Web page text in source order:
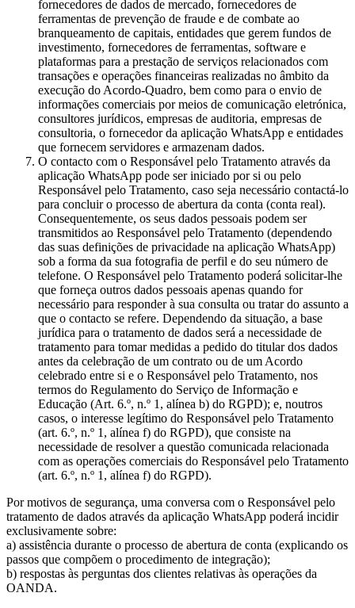
fornecedores de dados de mercado, fornecedores de
ferramentas de prevenção de fraude e de combate ao
branqueamento de capitais, entidades que gerem fundos de
investimento, fornecedores de ferramentas, software e
plataformas para a prestação de serviços relacionados com
transações e operações financeiras realizadas no âmbito da
execução do Acordo-Quadro, bem como para o envio de
informações comerciais por meios de comunicação eletrónica,
consultores jurídicos, empresas de auditoria, empresas de
consultoria, o fornecedor da aplicação WhatsApp e entidades
que fornecem servidores e armazenam dados.
O contacto com o Responsável pelo Tratamento através da
aplicação WhatsApp pode ser iniciado por si ou pelo
Responsável pelo Tratamento, caso seja necessário contactá-lo
para concluir o processo de abertura da conta (conta real).
Consequentemente, os seus dados pessoais podem ser
transmitidos ao Responsável pelo Tratamento (dependendo
das suas definições de privacidade na aplicação WhatsApp)
sob a forma da sua fotografia de perfil e do seu número de
telefone. O Responsável pelo Tratamento poderá solicitar-lhe
que forneça outros dados pessoais apenas quando for
necessário para responder à sua consulta ou tratar do assunto a
que o contacto se refere. Dependendo da situação, a base
jurídica para o tratamento de dados será a necessidade de
tratamento para tomar medidas a pedido do titular dos dados
antes da celebração de um contrato ou de um Acordo
celebrado entre si e o Responsável pelo Tratamento, nos
termos do Regulamento do Serviço de Informação e
Educação (Art. 6.º, n.º 1, alínea b) do RGPD); e, noutros
casos, o interesse legítimo do Responsável pelo Tratamento
(art. 6.º, n.º 1, alínea f) do RGPD), que consiste na
necessidade de resolver a questão comunicada relacionada
com as operações comerciais do Responsável pelo Tratamento
(art. 6.º, n.º 1, alínea f) do RGPD).
Por motivos de segurança, uma conversa com o Responsável pelo
tratamento de dados através da aplicação WhatsApp poderá incidir
exclusivamente sobre:
a) assistência durante o processo de abertura de conta (explicando os
passos que compõem o procedimento de integração);
b) respostas às perguntas dos clientes relativas às operações da
OANDA.